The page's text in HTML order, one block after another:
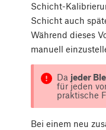
Schicht-
Schicht auch
Während dieses
manuell
Da jeder
für jeden
praktische
Bei einem neu